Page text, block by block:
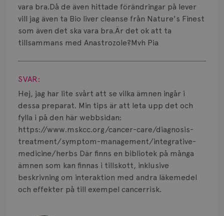
vara bra.Då de även hittade förändringar på lever
vill jag även ta Bio liver cleanse från Nature's Finest
som även det ska vara bra.Är det ok att ta
tillsammans med Anastrozole?Mvh Pia
Visa svar
SVAR:
Hej, jag har lite svårt att se vilka ämnen ingår i
dessa preparat. Min tips är att leta upp det och
fylla i på den här webbsidan:
https://www.mskcc.org/cancer-care/diagnosis-
treatment/symptom-management/integrative-
medicine/herbs Där finns en bibliotek på många
ämnen som kan finnas i tillskott, inklusive
beskrivning om interaktion med andra läkemedel
och effekter på till exempel cancerrisk.
Knöl
Läkemedel
Smärta
Prognos
Risker
Spridd bröstcancer
Strålning
Vätska